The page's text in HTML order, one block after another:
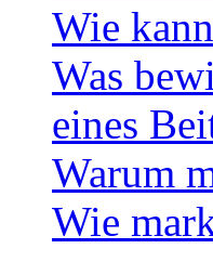
Wie
Was
eines
Warum
Wie